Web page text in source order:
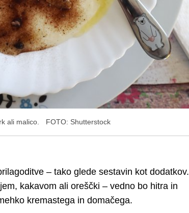
ali malico. FOTO: Shutterstock
– tako glede sestavin kot dodatkov.
kakavom ali oreščki – vedno bo hitra in
kremastega in domačega.